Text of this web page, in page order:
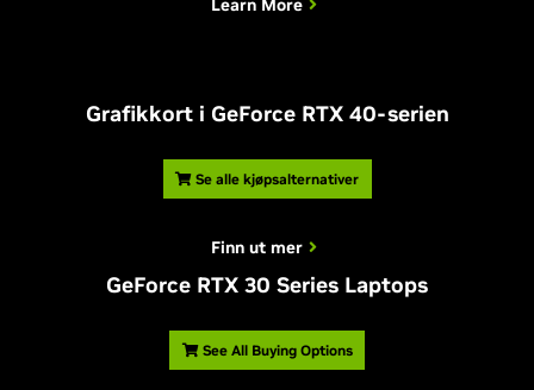
Learn More
Grafikkort i GeForce RTX 40-serien
Se alle kjøpsalternativer
Finn ut mer
GeForce RTX 30 Series Laptops
See All Buying Options